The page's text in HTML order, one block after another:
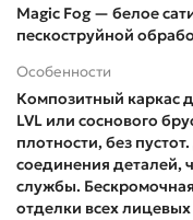
Magic Fog — белое
пескоструйной
Особенности
Композитный каркас
LVL или соснового
плотности, без
соединения деталей,
службы.
отделки всех